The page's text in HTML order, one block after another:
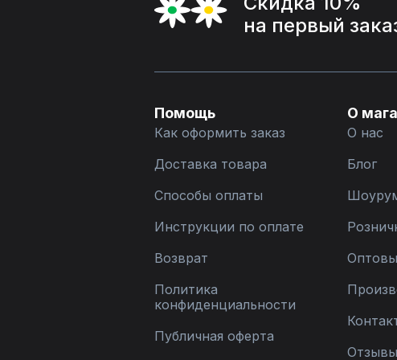
на первый
Помощь
Как оформить заказ
Доставка товара
Способы оплаты
Инструкции по оплате
Возврат
Политика
конфиденциальности
Публичная оферта
О
О нас
Блог